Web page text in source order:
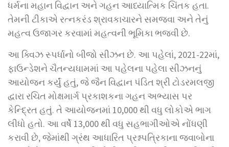
ધર્મના મહાન વિદ્વાન અને ગહન આધ્યાત્મિક ચિંતક હતા.
તેમની ટીકાએ રત્નકરંડ શ્રાવકાચારને સમજવા અને તેનું
મહત્વ ઉજાગર કરવામાં મહત્વની ભૂમિકા ભજવી છે.
આ ક્વિઝ સ્પર્ધાનો બીજો સીઝન છે. આ પહેલાં, 2021-22માં,
ફાઉન્ડેશને ચૈતન્યધામમાં આ પહેલના પહેલા સીઝનનું
આયોજન કર્યું હતું, જે જૈન વિદ્વાન પંડિત શ્રી ટોડરમલજી
દ્વારા રચિત મોક્ષમાર્ગ પ્રકાશકના ગહન અભ્યાસ પર
કેન્દ્રિત હતું. તે આયોજનમાં 10,000 થી વધુ લોકોએ ભાગ
લીધો હતો. આ વર્ષે 13,000 થી વધુ સહભાગીઓએ નોંધણી
કરાવી છે, જેમાંથી ગ્રંથ આધારિત પ્રશ્નપત્રિકાના જવાબોના